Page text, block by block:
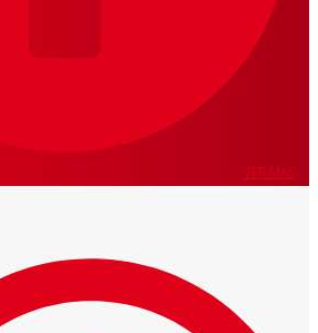
VER MÁS